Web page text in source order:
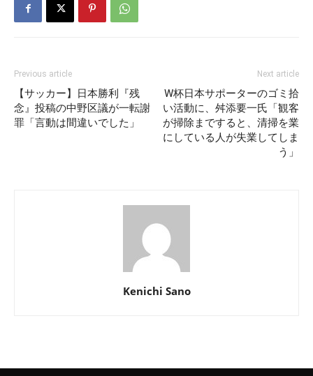
Previous article
【サッカー】日本勝利『残
念』投稿の中野区議が一転謝
罪「言動は間違いでした」
Next article
W杯日本サポーターのゴミ拾
い活動に、舛添要一氏「観客
が掃除まですると、清掃を業
にしている人が失業してしま
う」
Kenichi Sano